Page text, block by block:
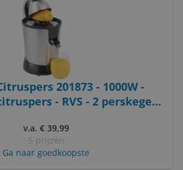
201873 - 1000W -
- RVS - 2 perskegels
v.a. € 39,99
5 prijzen
Ga naar goedkoopste